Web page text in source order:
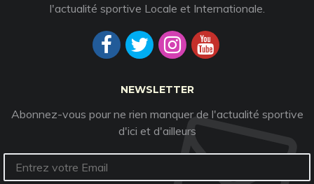
l'actualité sportive Locale et Internationale.
NEWSLETTER
Abonnez-vous pour ne rien manquer de l'actualité sportive
d'ici et d'ailleurs